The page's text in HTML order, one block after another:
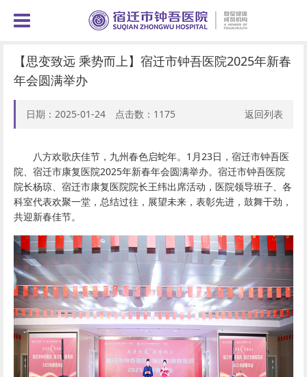
【思变致远 乘势而上】宿迁市钟吾医院2025年新春
年会圆满举办
日期：2025-01-24 点击数： 1175 返回列表
八方欢歌庆佳节，九州春色启蛇年。1月23日，宿迁市钟吾医
院、宿迁市康复医院2025年新春年会圆满举办。宿迁市钟吾医院
院长杨琼、宿迁市康复医院院长王纬出席活动，医院领导班子、各
科室代表欢聚一堂，总结过往，展望未来，表彰先进，鼓舞干劲，
共迎新春佳节。